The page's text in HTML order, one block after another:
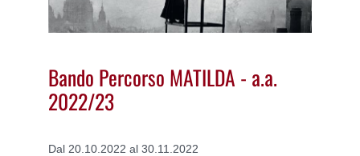
Bando Percorso MATILDA - a.a.
2022/23
Dal 20.10.2022 al 30.11.2022